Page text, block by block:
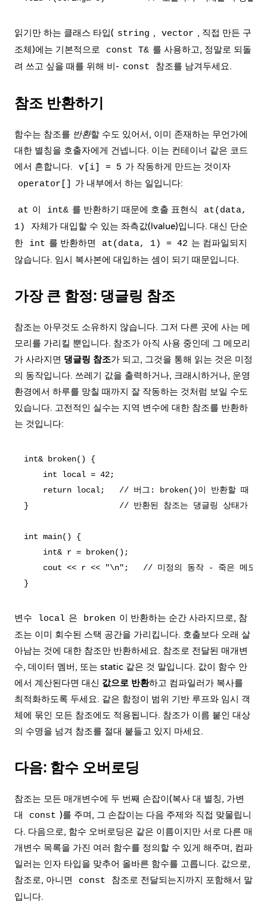
읽기만 하는 클래스 타입( string , vector , 직접 만든 구
조체)에는 기본적으로
const T& 를 사용하고, 정말로 되돌
려 쓰고 싶을 때를 위해 비- const 참조를 남겨두세요.
참조 반환하기
함수는 참조를 반환할 수도 있어서, 이미 존재하는 무언가에
대한 별칭을 호출자에게 건넵니다. 이는 컨테이너 같은 코드
에서 흔합니다.
v[i] = 5 가 작동하게 만드는 것이자
operator[] 가 내부에서 하는 일입니다:
at 이 int& 를 반환하기 때문에 호출 표현식
at(data,
1)
자체가 대입할 수 있는 좌측값(lvalue)입니다. 대신 단순
한
int 를 반환하면 at(data, 1) = 42 는 컴파일되지
않습니다. 임시 복사본에 대입하는 셈이 되기 때문입니다.
가장 큰 함정: 댕글링 참조
참조는 아무것도 소유하지 않습니다. 그저 다른 곳에 사는 메
모리를 가리킬 뿐입니다. 참조가 아직 사용 중인데 그 메모리
가 사라지면 댕글링 참조가 되고, 그것을 통해 읽는 것은 미정
의 동작입니다. 쓰레기 값을 출력하거나, 크래시하거나, 운영
환경에서 하루를 망칠 때까지 잘 작동하는 것처럼 보일 수도
있습니다. 고전적인 실수는 지역 변수에 대한 참조를 반환하
는 것입니다:
int& broken() {
    int local = 42;
return local;   // 버그: broken()이 반환할 때
}                   // 반환된 참조는 댕글링 상태가 된
int main() {
    int& r = broken();
cout << r << "\n";   // 미정의 동작 - 죽은 메모리
변수 local 은 broken 이 반환하는 순간 사라지므로, 참
조는 이미 회수된 스택 공간을 가리킵니다. 호출보다 오래 살
아남는 것에 대한 참조만 반환하세요. 참조로 전달된 매개변
수, 데이터 멤버, 또는 static 같은 것 말입니다. 값이 함수 안
에서 계산된다면 대신 값으로 반환하고 컴파일러가 복사를
최적화하도록 두세요. 같은 함정이 범위 기반 루프와 임시 객
체에 묶인 모든 참조에도 적용됩니다. 참조가 이름 붙인 대상
의 수명을 넘겨 참조를 절대 붙들고 있지 마세요.
다음: 함수 오버로딩
참조는 모든 매개변수에 두 번째 손잡이(복사 대 별칭, 가변
대
const )를 주며, 그 손잡이는 다음 주제와 직접 맞물립니
다. 다음으로, 함수 오버로딩은 같은 이름이지만 서로 다른 매
개변수 목록을 가진 여러 함수를 정의할 수 있게 해주며, 컴파
일러는 인자 타입을 맞추어 올바른 함수를 고릅니다. 값으로,
참조로, 아니면
const
참조로 전달되는지까지 포함해서 말
입니다.